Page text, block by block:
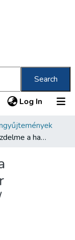
Search
Log In (current)
Az igazság küzdelme a hamissággal a magyar jogszolgáltatás terén /